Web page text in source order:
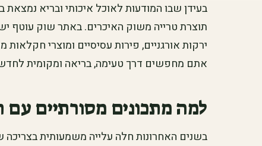
בעידן שבו המודעות לאוכל איכותי ובריא
תוצרת טרייה משוק האיכרים. באתר שוק עוטף
ירקות אורגניים, פירות עסיסיים ומוצרי
אתם מחפשים דרך טעימה, בריאה ומקומית
למה מתכונים מסורתיים עם
בשנים האחרונות חלה עלייה משמעותית בצריכה